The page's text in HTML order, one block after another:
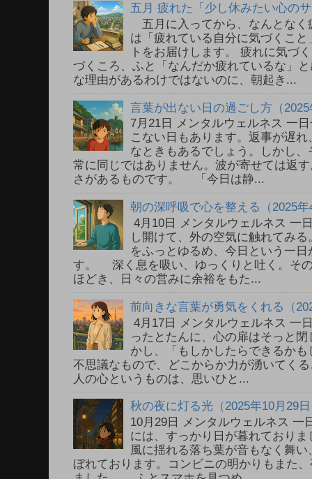
五月 疲れた「少し休みたい心の
五月に入ってから、なんとなく
は「疲れている自分に気づくこ
トをお届けします。 疲れに気
づくころ、ふと「なんだか疲れているな」
な理由があるわけではないのに、朝起き...
言葉が出ない日の過ごし方（
7月21日 メンタルウェルネス 一
こない日もあります。返事が遅
なときもあるでしょう。しかし
常に同じではありません。波が寄せては返
さがあるものです。 「今日は静...
朝の深呼吸で心を整える（2025
4月10日 メンタルウェルネス
し開けて、外の空気に触れてみ
をふっとゆるめ、今日という一
す。 深く息を吸い、ゆっくりと吐く。そ
ほどき、日々の営みに余裕をもた...
前向きな言葉が勇気をくれる（
4月17日 メンタルウェルネス
ったとたんに、心の扉はそっと
かし、「もしかしたらできるか
不思議なもので、どこからか力が湧いて
人の心というものは、思いひと...
秋の夜に灯る光（2025年10月29
10月29日 メンタルウェルネス
には、すっかり日が暮れており
風に揺れる落ち葉が音もなく舞
ぼれております。コンビニの明かりもまた